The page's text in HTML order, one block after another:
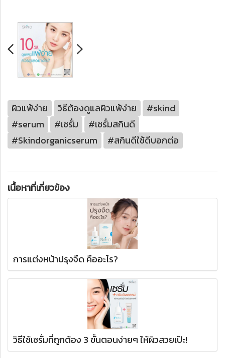
ผิวแพ้ง่าย วิธีต้องดูแลผิวแพ้ง่าย
#skind
#serum
#เซรั่ม
#เซรั่มสกินดี
#Skindorganicserum
#สกินดีใช้ดีบอกต่อ
เนื้อหาที่เกี่ยวข้อง
การแต่งหน้าปรุงจืด คืออะไร?
วิธีใช้เซรั่มที่ถูกต้อง 3 ขั้นตอนง่ายๆ ให้ผิวสวยเป๊ะ!